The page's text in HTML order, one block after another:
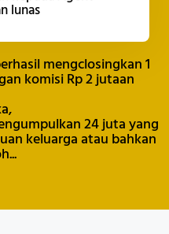
lunas
mengclosingkan 1
komisi Rp 2 jutaan
24 juta yang
keluarga atau bahkan